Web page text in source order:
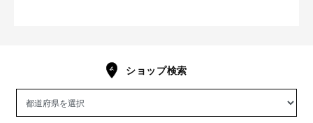
ショップ検索